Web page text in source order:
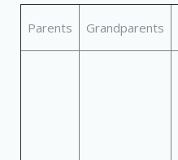
Parents Grandparents